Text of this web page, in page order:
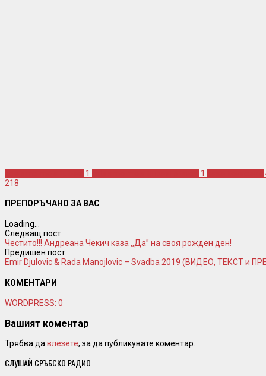
1 1
218
ПРЕПОРЪЧАНО ЗА ВАС
Loading...
Следващ пост
Честито!!! Андреана Чекич каза ,,Да” на своя рожден ден!
Предишен пост
Emir Djulovic & Rada Manojlovic – Svadba 2019 (ВИДЕО, ТЕКСТ и
КОМЕНТАРИ
WORDPRESS: 0
Вашият коментар
Трябва да влезете, за да публикувате коментар.
СЛУШАЙ СРЪБСКО РАДИО